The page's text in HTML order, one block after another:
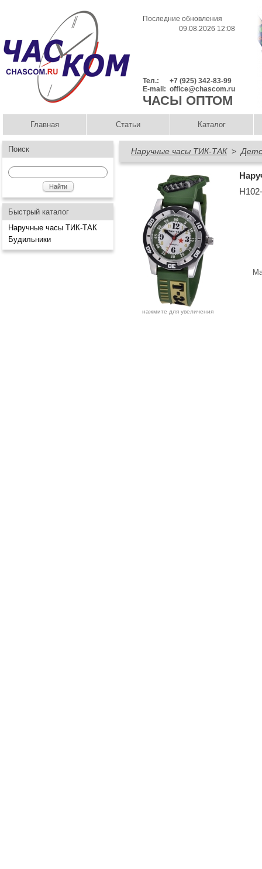
Последние обновления
09.08.2026 12:08
Тел.:
+7 (925) 342-83-99
E-mail: office@chascom.ru
ЧАСЫ ОПТОМ
Главная Статьи Каталог
Поиск
Быстрый каталог
Наручные часы ТИК-ТАК
Будильники
Наручные часы ТИК-ТАК>
нажмите для увеличения